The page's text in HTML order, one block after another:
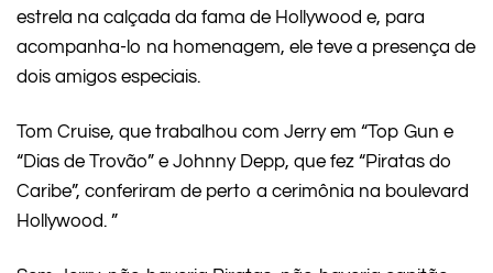
estrela na calçada da fama de Hollywood e, para
acompanha-lo na homenagem, ele teve a presença de
dois amigos especiais.
Tom Cruise, que trabalhou com Jerry em “Top Gun e
“Dias de Trovão” e Johnny Depp, que fez “Piratas do
Caribe”, conferiram de perto a cerimônia na boulevard
Hollywood. ”